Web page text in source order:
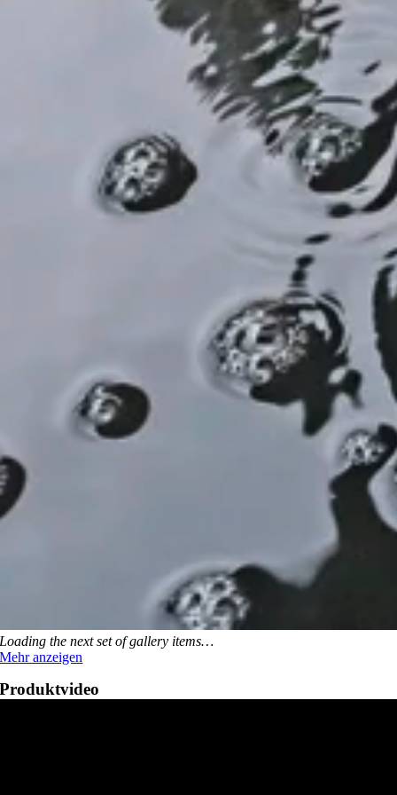
Loa­ding the next set of gal­lery items…
Mehr anzei­gen
Pro­dukt­vi­deo